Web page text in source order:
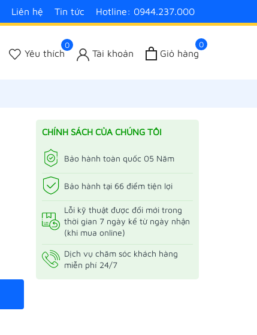
Liên hệ Tin tức Hotline: 0944.237.000
0
Yêu thích Tài khoản
0
Giỏ hàng
CHÍNH SÁCH CỦA CHÚNG TÔI
Bảo hành toàn quốc 05 Năm
Bảo hành tại 66 điểm tiện lợi
Lỗi kỹ thuật được đổi mới trong
thời gian 7 ngày kể từ ngày nhận
(khi mua online)
Dịch vụ chăm sóc khách hàng
miễn phí 24/7